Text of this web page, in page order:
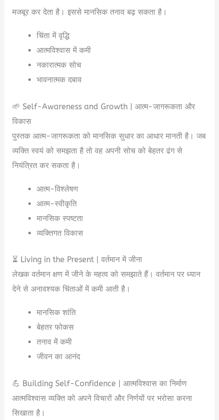
मजबूर कर देता है। इससे मानसिक तनाव बढ़ सकता है।
चिंता में वृद्धि
आत्मविश्वास में कमी
नकारात्मक सोच
भावनात्मक दबाव
🌱 Self-Awareness and Growth | आत्म-जागरूकता और
विकास
पुस्तक आत्म-जागरूकता को मानसिक सुधार का आधार मानती है। जब
व्यक्ति स्वयं को समझता है तो वह अपनी सोच को बेहतर ढंग से
नियंत्रित कर सकता है।
आत्म-विश्लेषण
आत्म-स्वीकृति
मानसिक स्पष्टता
व्यक्तिगत विकास
⏳ Living in the Present | वर्तमान में जीना
लेखक वर्तमान क्षण में जीने के महत्व को समझाते हैं। वर्तमान पर ध्यान
देने से अनावश्यक चिंताओं में कमी आती है।
मानसिक शांति
बेहतर फोकस
तनाव में कमी
जीवन का आनंद
💪 Building Self-Confidence | आत्मविश्वास का निर्माण
आत्मविश्वास व्यक्ति को अपने विचारों और निर्णयों पर भरोसा करना
सिखाता है।